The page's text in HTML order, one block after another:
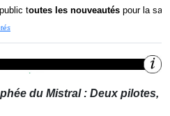
toutes les nouveautés pour la
du Mistral : Deux pilotes,